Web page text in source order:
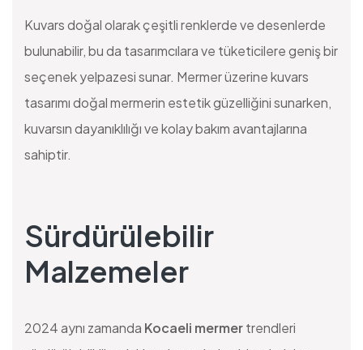
Kuvars doğal olarak çeşitli renklerde ve desenlerde
bulunabilir, bu da tasarımcılara ve tüketicilere geniş bir
seçenek yelpazesi sunar. Mermer üzerine kuvars
tasarımı doğal mermerin estetik güzelliğini sunarken,
kuvarsın dayanıklılığı ve kolay bakım avantajlarına
sahiptir.
Sürdürülebilir
Malzemeler
2024 aynı zamanda Kocaeli mermertrendleri